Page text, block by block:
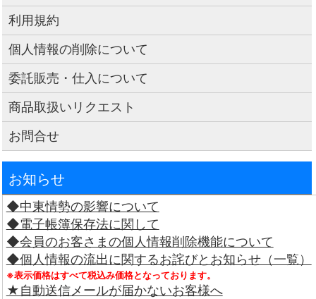
利用規約
個人情報の削除について
委託販売・仕入について
商品取扱いリクエスト
お問合せ
お知らせ
◆中東情勢の影響について
◆電子帳簿保存法に関して
◆会員のお客さまの個人情報削除機能について
◆個人情報の流出に関するお詫びとお知らせ（一覧）
※表示価格はすべて税込み価格となっております。
★自動送信メールが届かないお客様へ